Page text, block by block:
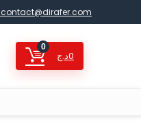
contact@dirafer.com
0
0د.ج